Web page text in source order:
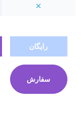
رایگان
سفارش